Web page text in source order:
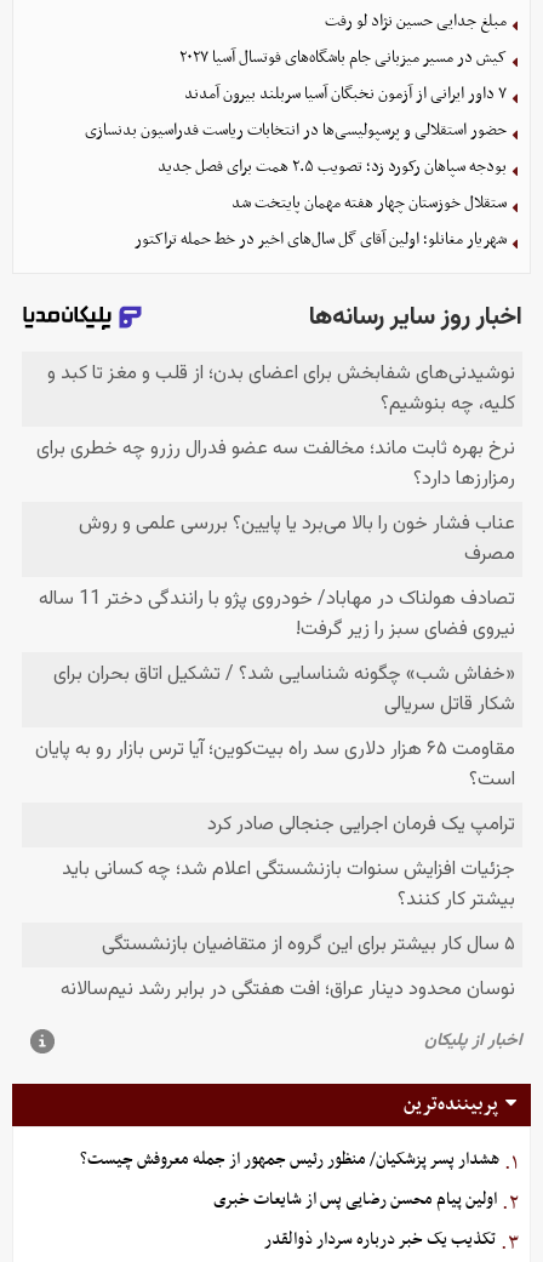
مبلغ جدایی حسین نژاد لو رفت
کیش در مسیر میزبانی جام باشگاه‌های فوتسال آسیا ۲۰۲۷
۷ داور ایرانی از آزمون نخبگان آسیا سربلند بیرون آمدند
حضور استقلالی و پرسپولیسی‌ها در انتخابات ریاست فدراسیون بدنسازی
بودجه سپاهان رکورد زد؛ تصویب ۲.۵ همت برای فصل جدید
ستقلال خوزستان چهار هفته مهمان پایتخت شد
شهریار مغانلو؛ اولین آقای گل سال‌های اخیر در خط حمله تراکتور
پربیننده‌ترین
۱. هشدار پسر پزشکیان/ منظور رئیس جمهور از جمله معروفش چیست؟
۲. اولین پیام محسن رضایی پس از شایعات خبری
۳. تکذیب یک خبر درباره سردار ذوالقدر